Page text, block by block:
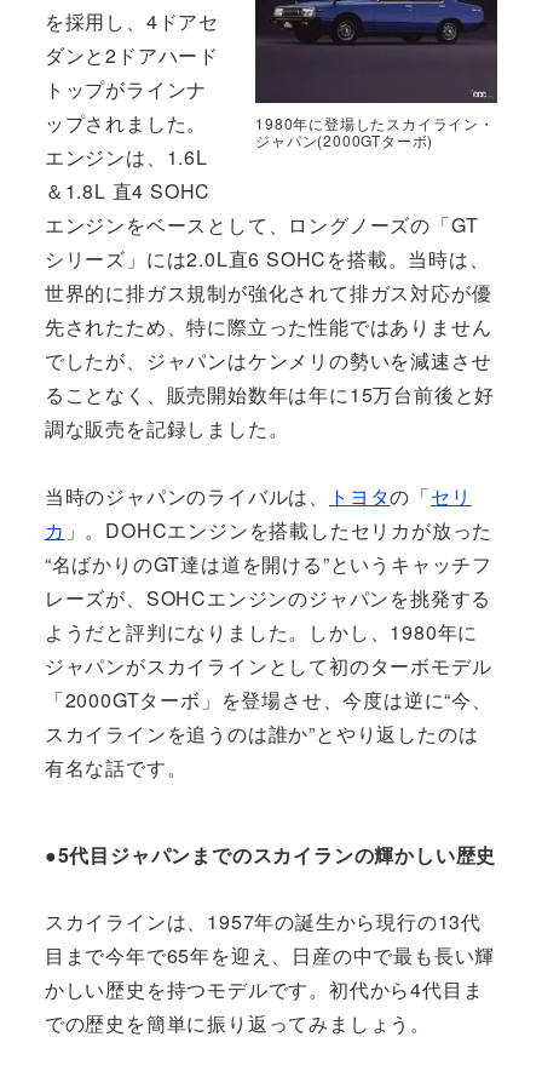
1980年に登場したスカイライン・
ジャパン(2000GTターボ)
を採用し、4ドアセ
ダンと2ドアハード
トップがラインナ
ップされました。
エンジンは、1.6L
＆1.8L 直4 SOHC
エンジンをベースとして、ロングノーズの「GT
シリーズ」には2.0L直6 SOHCを搭載。当時は、
世界的に排ガス規制が強化されて排ガス対応が優
先されたため、特に際立った性能ではありません
でしたが、ジャパンはケンメリの勢いを減速させ
ることなく、販売開始数年は年に15万台前後と好
調な販売を記録しました。
当時のジャパンのライバルは、 トヨタの「セリ
カ 」。DOHCエンジンを搭載したセリカが放った
“名ばかりのGT達は道を開ける”というキャッチフ
レーズが、SOHCエンジンのジャパンを挑発する
ようだと評判になりました。しかし、1980年に
ジャパンがスカイラインとして初のターボモデル
「2000GTターボ」を登場させ、今度は逆に“今、
スカイラインを追うのは誰か”とやり返したのは
有名な話です。
●5代目ジャパンまでのスカイランの輝かしい歴史
スカイラインは、1957年の誕生から現行の13代
目まで今年で65年を迎え、日産の中で最も長い輝
かしい歴史を持つモデルです。初代から4代目ま
での歴史を簡単に振り返ってみましょう。